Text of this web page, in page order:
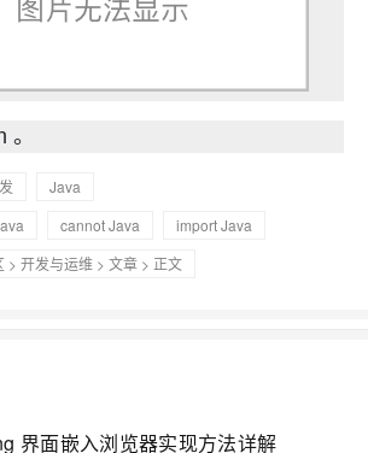
Java
cannot Java
import Java
> 开发与运维 > 文章 > 正文
界面嵌入浏览器实现方法详解